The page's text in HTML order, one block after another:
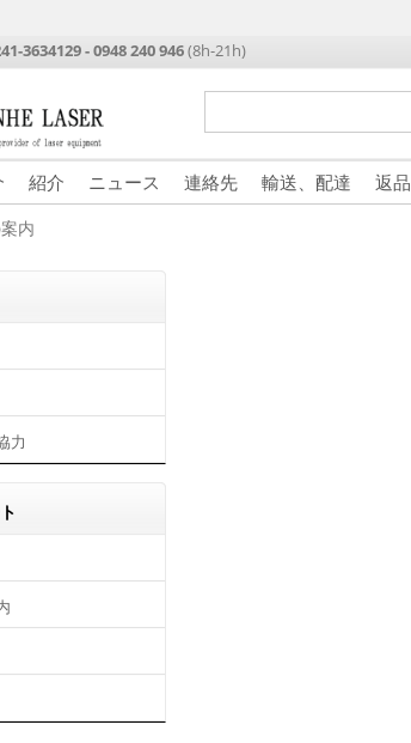
3634129 - 0948 240 946(8h-21h)
紹介 ニュース 連絡先 輸送、配達 返品
内
力